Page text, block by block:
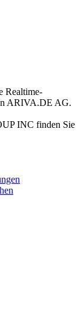
Realtime-
ARIVA.DE AG.
INC finden Sie